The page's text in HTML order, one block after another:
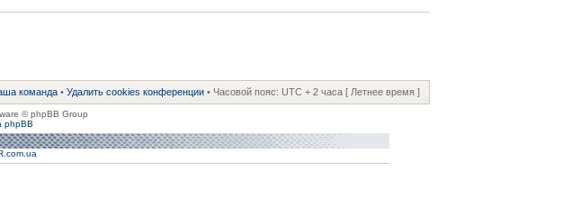
команда • Удалить cookies конференции • Часовой пояс: UTC + 2 часа [ Летнее время ]
© phpBB Group
phpBB